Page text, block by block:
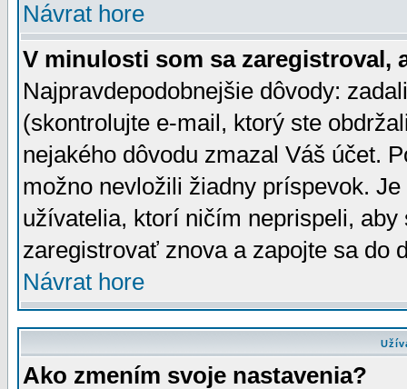
Návrat hore
V minulosti som sa zaregistroval,
Najpravdepodobnejšie dôvody:
(skontrolujte e-mail, ktorý ste
nejakého dôvodu zmazal Váš účet.
možno nevložili žiadny príspevok.
užívatelia, ktorí ničím neprispeli,
zaregistrovať znova a zapojte sa do
Návrat hore
Ako zmením svoje nastavenia?